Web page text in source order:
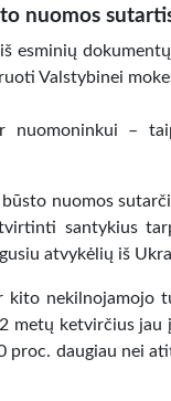
nuomos
esminių
Valstybinei
nuomoninkui –
nuomos
santykius
atvykėlių iš
kito
metų ketvirčius
proc. daugiau nei